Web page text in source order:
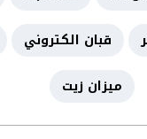
قبان الكتروني
ميزان زيت